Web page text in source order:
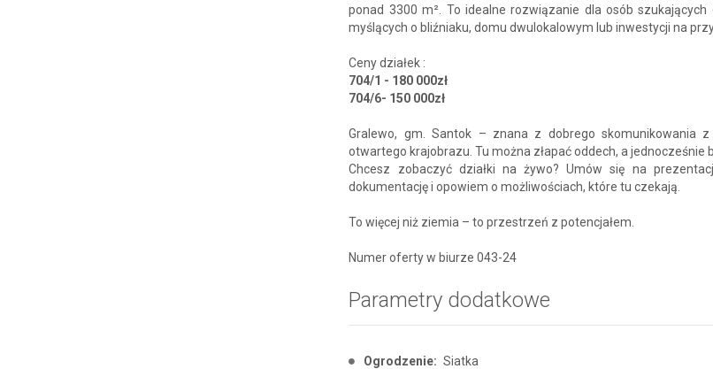
ponad 3300 m². To idealne rozwiązanie dla osób
myślących o bliźniaku, domu dwulokalowym lub inwestycji na
Ceny działek :
704/1 - 180 000zł
704/6- 150 000zł
Gralewo, gm. Santok – znana z dobrego skomunikowania z
otwartego krajobrazu. Tu można złapać oddech, a jednocześnie
Chcesz zobaczyć działki na żywo? Umów się na
dokumentację i opowiem o możliwościach, które tu czekają.
To więcej niż ziemia – to przestrzeń z potencjałem.
Numer oferty w biurze 043-24
Parametry dodatkowe
Ogrodzenie: Siatka